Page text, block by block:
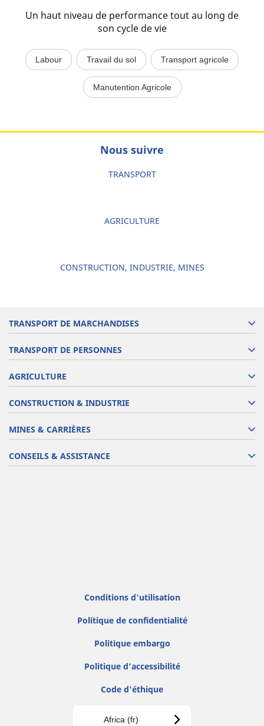
Un haut niveau de performance tout au long de
son cycle de vie
Labour Travail du sol Transport agricole
Manutention Agricole
Nous suivre
TRANSPORT
AGRICULTURE
CONSTRUCTION, INDUSTRIE, MINES
TRANSPORT DE MARCHANDISES
TRANSPORT DE PERSONNES
AGRICULTURE
CONSTRUCTION & INDUSTRIE
MINES & CARRIÈRES
CONSEILS & ASSISTANCE
Conditions d'utilisation
Politique de confidentialité
Politique embargo
Politique d’accessibilité
Code d'éthique
Africa (fr)